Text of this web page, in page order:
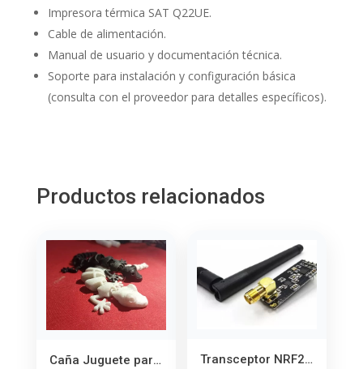
Impresora térmica SAT Q22UE.
Cable de alimentación.
Manual de usuario y documentación técnica.
Soporte para instalación y configuración básica
(consulta con el proveedor para detalles específicos).
Productos relacionados
Caña Juguete para Gatos con Lagartija – Divertido y Estimulante para Mascotas Transceptor NRF24L01 2.4GHz SMA – 1100 Metros Alcance para Arduino